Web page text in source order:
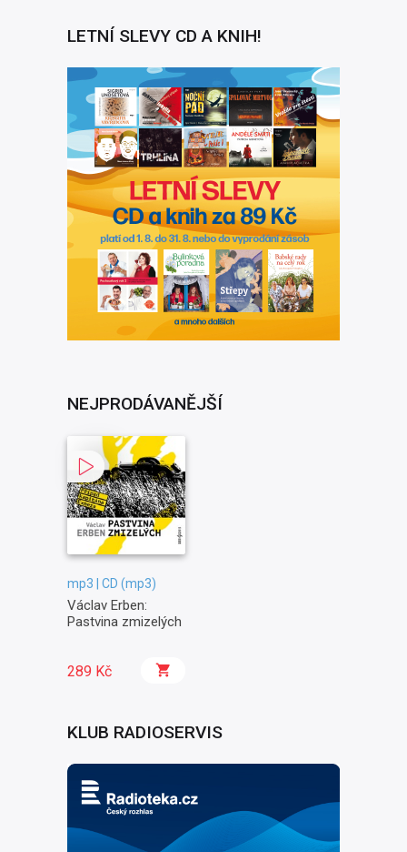
LETNÍ SLEVY CD A KNIH!
NEJPRODÁVANĚJŠÍ
mp3 | CD (mp3)
Václav Erben:
Pastvina zmizelých
289 Kč
KLUB RADIOSERVIS